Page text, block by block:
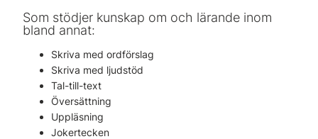
Som stödjer kunskap om och lärande inom
bland annat:
Skriva med ordförslag
Skriva med ljudstöd
Tal-till-text
Översättning
Uppläsning
Jokertecken